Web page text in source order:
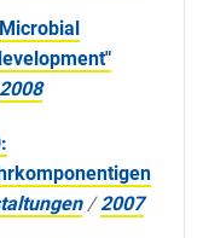
2008
/2007